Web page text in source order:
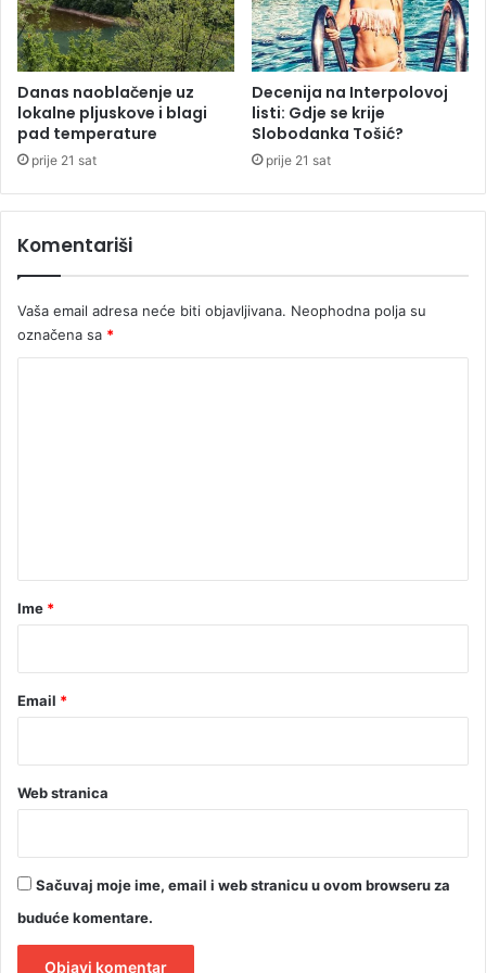
a
b
d
i
j
e
v
a
d
s
r
e
a
Danas naoblačenje uz
lokalne pljuskove i blagi
pad temperature
prije 21 sat
Decenija na Interpolovoj
listi: Gdje se krije
Slobodanka Tošić?
prije 21 sat
Komentariši
Vaša email adresa neće biti objavljivana. Neophodna polja su
označena sa *
rIme *
Email *
Web stranica
Sačuvaj moje ime, email i web stranicu u ovom browseru za
buduće komentare.